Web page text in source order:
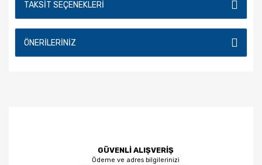
TAKSIT SEÇENEKLERI
ÖNERILERINIZ
GÜVENLİ ALIŞVERİŞ
Ödeme ve adres bilgilerinizi